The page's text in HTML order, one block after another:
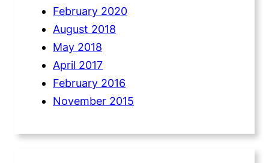
February 2020
August 2018
May 2018
April 2017
February 2016
November 2015